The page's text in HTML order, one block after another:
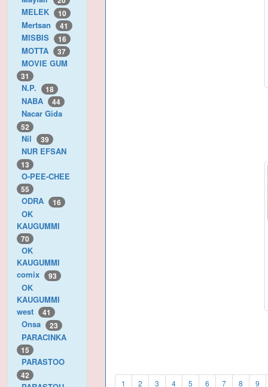
MELEK 10
Mertsan 41
MISBIS 16
MOTTA 37
MOVIE GUM
31
N.P. 18
NABA 44
Nacar Gida
52
Nil 39
NUR EFSAN
13
O-PEE-CHEE
55
ODRA 16
OK
KAUGUMMI
70
OK
KAUGUMMI
comix
93
OK
KAUGUMMI
west
41
Onsa 23
PARACINKA
15
PARASTOO
42
1 2 3 4 5 6 7 8 9